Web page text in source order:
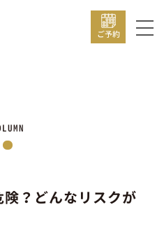
ご予約
？どんなリスクが